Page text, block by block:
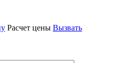
Расчет цены Вызвать